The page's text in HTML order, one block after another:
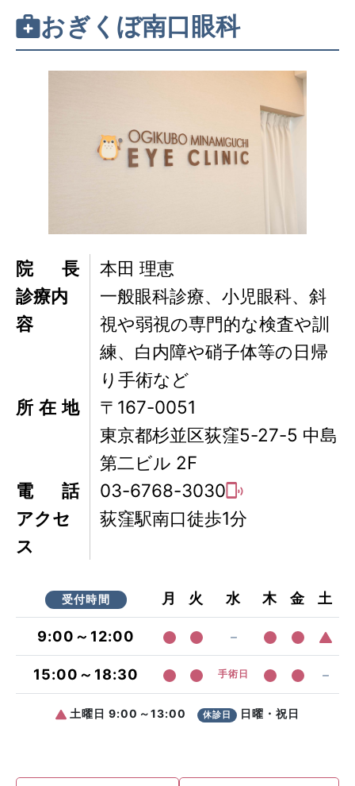
おぎくぼ南口眼科
院長
本田 理恵
診療内
容
一般眼科診療、小児眼科、斜
視や弱視の専門的な検査や訓
練、白内障や硝子体等の日帰
り手術など
所在地
〒167-0051
東京都杉並区荻窪5-27-5 中島
第二ビル 2F
電話
03-6768-3030
アクセ
ス
荻窪駅南口徒歩1分